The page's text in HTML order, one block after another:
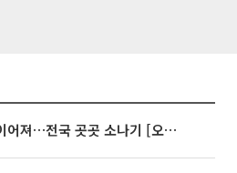
35도 안팎 무더위 이어져…전국 곳곳 소나기 [오늘 날씨]